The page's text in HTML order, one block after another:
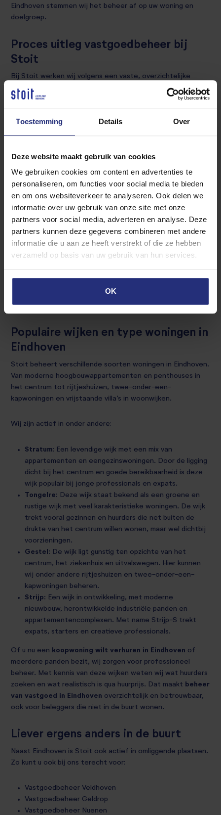
Toestemming Details Over
Deze website maakt gebruik van cookies
We gebruiken cookies om content en advertenties te
personaliseren, om functies voor social media te bieden
en om ons websiteverkeer te analyseren. Ook delen we
informatie over uw gebruik van onze site met onze
partners voor social media, adverteren en analyse. Deze
partners kunnen deze gegevens combineren met andere
informatie die u aan ze heeft verstrekt of die ze hebben
verzameld op basis van uw gebruik van hun services.
OK
Eindhoven stemmen wij het beheer af op uw woning en
doelgroep.
Proces uitleg vastgoedbeheer bij
Stoit
Bij Stoit werken wij volgens een vaste, overzichtelijke
werkwijze. Zo weet u precies waar u aan toe bent en wat u
van ons mag verwachten. Van de eerste kennismaking tot
het lopende beheer houden wij het proces helder en
gestructureerd.
Wilt u meer weten over alle stappen binnen
vastgoedbeheer? Bekijk dan wat onzewerkwijze.
Populaire wijken en type woningen in
Eindhoven
Stoit beheert verschillende soorten woningen in Eindhoven.
Van moderne hoogbouwappartementen en penthouses in
het centrum tot rijtjeshuizen, twee-onder-een-
kapwoningen en vrijstaande villa’s in woonwijken.
Wij zijn actief in onder andere:
Stratum: Een levendige wijk met een mix van
appartementen en eengezinswoningen. Door de ligging
dicht bij het centrum en goede bereikbaarheid is deze
wijk populair bij jonge professionals en expats.
Tongelre: Deze wijk staat bekend als een groene en
rustige wijk met veel karakteristieke woningen. De wijk
trekt vooral gezinnen en huurders die net buiten de
drukte van het centrum willen wonen, maar wel dichtbij
voorzieningen.
Gestel: De wijk ligt gunstig ten opzichte van het
centrum, het ziekenhuis en uitvalswegen. Hier kunnen
wij onder andere rijtjeshuizen en twee-onder-een-
kapwoningen beheren.
Strijp: Een wijk in ontwikkeling, met moderne
nieuwbouw, herontwikkelde industriële panden en
appartementencomplexen. Met name Strijp-S trekt
expats, starters en creatieve professionals.
Of u nu een koopwoning wilt verhuren in Eindhoven of
meerdere panden bezit, wij zorgen voor professioneel
beheer. Met kennis van deze wijken weten wij wat huurders
zoeken en wat realistisch is qua huurprijs. Dat maakt beheer
van vastgoed in Eindhoven overzichtelijk en betrouwbaar,
ook voor beleggers die niet in de buurt wonen.
Liever ergens anders in de buurt
Naast Eindhoven is Stoit ook actief in omliggende plaatsen.
Zo kunt u ook bij ons terecht voor:
Vastgoedbeheer Veldhoven
Vastgoedbeheer Geldrop
Vastgoedbeheer Nuenen